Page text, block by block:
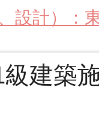
設計）：
建築